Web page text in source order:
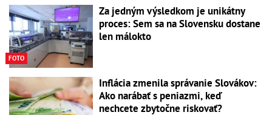
FOTO
Za jedným výsledkom je unikátny
proces: Sem sa na Slovensku dostane
len málokto
Inflácia zmenila správanie Slovákov:
Ako narábať s peniazmi, keď
nechcete zbytočne riskovať?